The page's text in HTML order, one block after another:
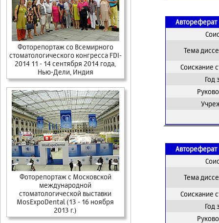
Фоторепортаж cо Всемирного
стоматологического конгресса FDI-
2014 11 - 14 сентября 2014 года,
Нью-Дели, Индия
Фоторепортаж c Московской
международной
стоматологической выставки
MosExpoDental (13 - 16 ноября
2013 г.)
Автореферат
Тема
Соискание
Год
Автореферат
Тема
Соискание
Год